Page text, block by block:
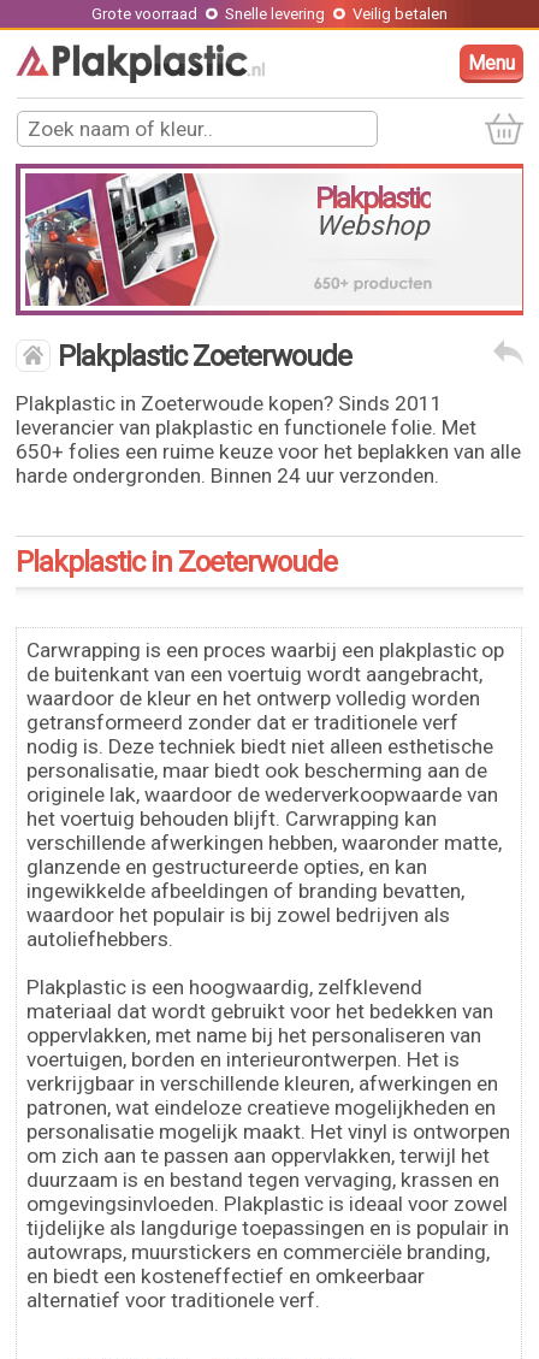
Grote voorraad Snelle levering Veilig betalen
Menu
Plakplastic
Webshop
Plakplastic Zoeterwoude
Plakplastic in Zoeterwoude kopen? Sinds 2011
leverancier van plakplastic en functionele folie. Met
650+ folies een ruime keuze voor het beplakken van alle
harde ondergronden. Binnen 24 uur verzonden.
Plakplastic in Zoeterwoude
Carwrapping is een proces waarbij een plakplastic op
de buitenkant van een voertuig wordt aangebracht,
waardoor de kleur en het ontwerp volledig worden
getransformeerd zonder dat er traditionele verf
nodig is. Deze techniek biedt niet alleen esthetische
personalisatie, maar biedt ook bescherming aan de
originele lak, waardoor de wederverkoopwaarde van
het voertuig behouden blijft. Carwrapping kan
verschillende afwerkingen hebben, waaronder matte,
glanzende en gestructureerde opties, en kan
ingewikkelde afbeeldingen of branding bevatten,
waardoor het populair is bij zowel bedrijven als
autoliefhebbers.
Plakplastic is een hoogwaardig, zelfklevend
materiaal dat wordt gebruikt voor het bedekken van
oppervlakken, met name bij het personaliseren van
voertuigen, borden en interieurontwerpen. Het is
verkrijgbaar in verschillende kleuren, afwerkingen en
patronen, wat eindeloze creatieve mogelijkheden en
personalisatie mogelijk maakt. Het vinyl is ontworpen
om zich aan te passen aan oppervlakken, terwijl het
duurzaam is en bestand tegen vervaging, krassen en
omgevingsinvloeden. Plakplastic is ideaal voor zowel
tijdelijke als langdurige toepassingen en is populair in
autowraps, muurstickers en commerciële branding,
en biedt een kosteneffectief en omkeerbaar
alternatief voor traditionele verf.